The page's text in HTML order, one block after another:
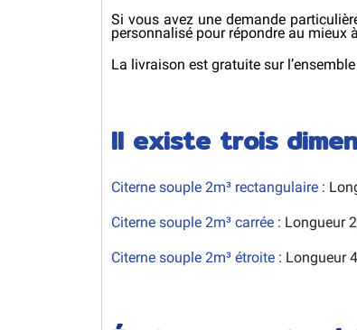
Si vous avez une demande
personnalisé pour répondre au mieux
La livraison est gratuite sur
Il existe trois
Citerne souple 2m³ rectangulaire :
Citerne souple 2m³ carrée : Longueur
Citerne souple 2m³ étroite : Longueur